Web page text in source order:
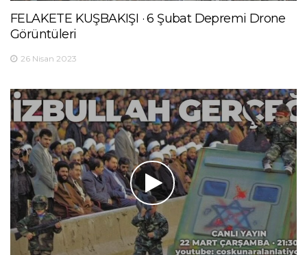
FELAKETE KUŞBAKIŞI · 6 Şubat Depremi Drone
Görüntüleri
26 Nisan 2023